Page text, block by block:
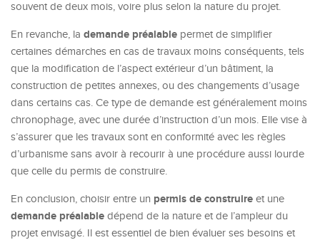
souvent de deux mois, voire plus selon la nature du projet.
En revanche, la demande préalable permet de simplifier
certaines démarches en cas de travaux moins conséquents, tels
que la modification de l’aspect extérieur d’un bâtiment, la
construction de petites annexes, ou des changements d’usage
dans certains cas. Ce type de demande est généralement moins
chronophage, avec une durée d’instruction d’un mois. Elle vise à
s’assurer que les travaux sont en conformité avec les règles
d’urbanisme sans avoir à recourir à une procédure aussi lourde
que celle du permis de construire.
En conclusion, choisir entre un permis de construire et une
demande préalable dépend de la nature et de l’ampleur du
projet envisagé. Il est essentiel de bien évaluer ses besoins et